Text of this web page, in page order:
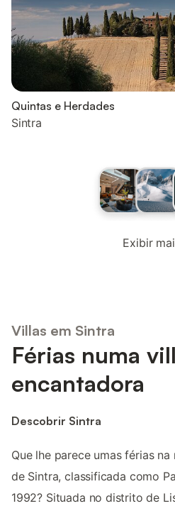
Quintas e Herdades
Sintra
Exibir
Villas em Sintra
Férias numa
encantadora
Descobrir Sintra
Que lhe parece umas férias
de Sintra, classificada como
1992? Situada no distrito de